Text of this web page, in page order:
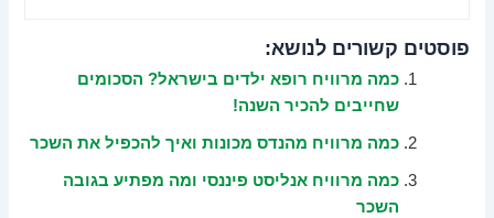
פוסטים קשורים לנושא:
כמה מרוויח רופא ילדים בישראל? הסכומים
שחייבים להכיר השנה!
כמה מרוויח מהנדס מכונות ואיך להכפיל את השכר
כמה מרוויח אנליסט פיננסי ומה מפתיע בגובה
השכר